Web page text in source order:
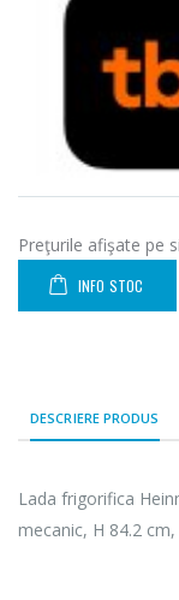
Preţurile afişate pe
INFO STOC
DESCRIERE PRODUS
Lada frigorifica
mecanic, H 84.2 cm,